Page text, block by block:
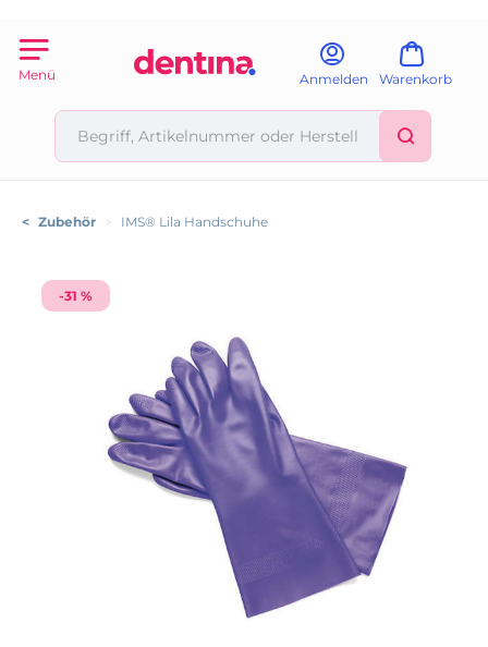
Menü Anmelden Warenkorb
< Zubehör > IMS® Lila Handschuhe
-31 %